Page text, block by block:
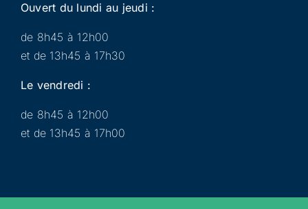
Ouvert du lundi au jeudi :
de 8h45 à 12h00
et de 13h45 à 17h30
Le vendredi :
de 8h45 à 12h00
et de 13h45 à 17h00